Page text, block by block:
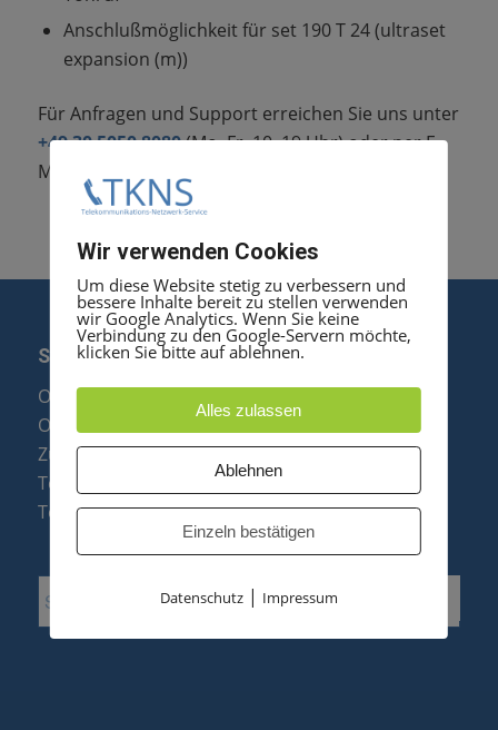
Anschlußmöglichkeit für set 190 T 24 (ultraset
expansion (m))
Für Anfragen und Support erreichen Sie uns unter
+49 30 5050 8080(Mo–Fr, 10–19 Uhr) oder per E-
Mail an
SERVICE
Optipoint Display Reparatur
Octophon F Display Reparatur
Zubehör & Ersatzteile
Telefonanlagen Optimierung
Telefonanlagen Erweiterung
Wir verwenden Cookies
Um diese Website stetig zu verbessern und
bessere Inhalte bereit zu stellen verwenden
wir Google Analytics. Wenn Sie keine
Verbindung zu den Google-Servern möchte,
klicken Sie bitte auf ablehnen.
Alles zulassen
Ablehnen
Einzeln bestätigen
Datenschutz| Impressum